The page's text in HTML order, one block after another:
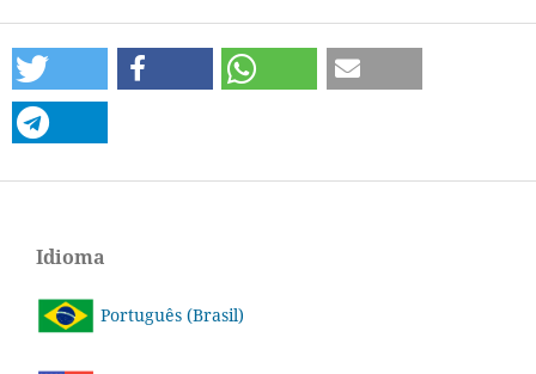
Idioma
Português (Brasil)